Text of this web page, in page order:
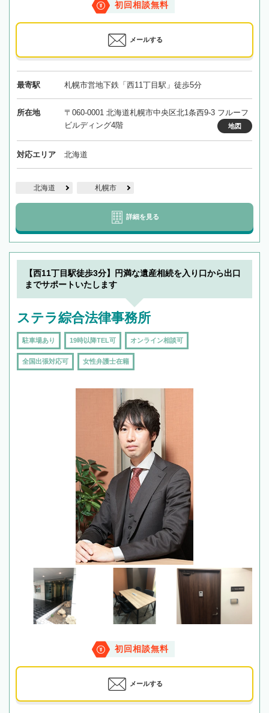
初回相談無料
メールする
最寄駅 札幌市営地下鉄「西11丁目駅」徒歩5分
所在地
〒060-0001 北海道札幌市中央区北1条西9-3 フルーフ
ビルディング4階
地図
対応エリア 北海道
北海道 札幌市
詳細を見る
【西11丁目駅徒歩3分】円満な遺産相続を入り口から出口
までサポートいたします
ステラ綜合法律事務所
駐車場あり 19時以降TEL可 オンライン相談可
全国出張対応可 女性弁護士在籍
初回相談無料
メールする